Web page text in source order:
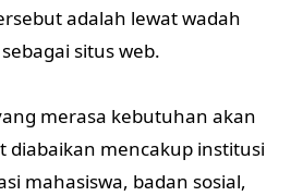
adalah lewat wadah
situs web.
merasa kebutuhan akan
diabaikan mencakup institusi
mahasiswa, badan sosial,